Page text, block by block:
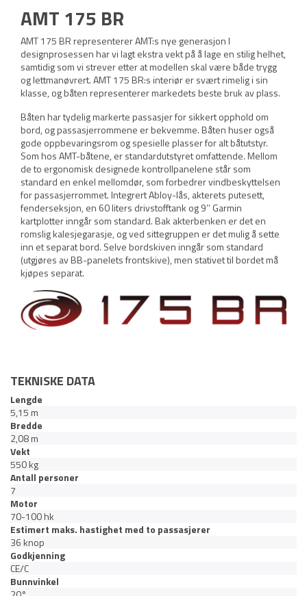
AMT 175 BR
AMT 175 BR representerer AMT:s nye generasjon I
designprosessen har vi lagt ekstra vekt på å lage en stilig helhet,
samtidig som vi strever etter at modellen skal være både trygg
og lettmanøvrert. AMT 175 BR:s interiør er svært rimelig i sin
klasse, og båten representerer markedets beste bruk av plass.
Båten har tydelig markerte passasjer for sikkert opphold om
bord, og passasjerrommene er bekvemme. Båten huser også
gode oppbevaringsrom og spesielle plasser for alt båtutstyr.
Som hos AMT-båtene, er standardutstyret omfattende. Mellom
de to ergonomisk designede kontrollpanelene står som
standard en enkel mellomdør, som forbedrer vindbeskyttelsen
for passasjerrommet. Integrert Abloy-lås, akterets putesett,
fenderseksjon, en 60 liters drivstofftank og 9’’ Garmin
kartplotter inngår som standard. Bak akterbenken er det en
romslig kalesjegarasje, og ved sittegruppen er det mulig å sette
inn et separat bord. Selve bordskiven inngår som standard
(utgjøres av BB-panelets frontskive), men stativet til bordet må
kjøpes separat.
TEKNISKE DATA
Lengde
5,15 m
Bredde
2,08 m
Vekt
550 kg
Antall personer
7
Motor
70-100 hk
Estimert maks. hastighet med to passasjerer
36 knop
Godkjenning
CE/C
Bunnvinkel